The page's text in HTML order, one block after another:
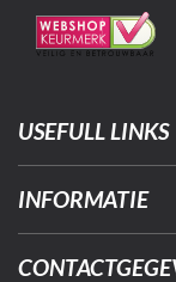
USEFULL LINKS
INFORMATIE